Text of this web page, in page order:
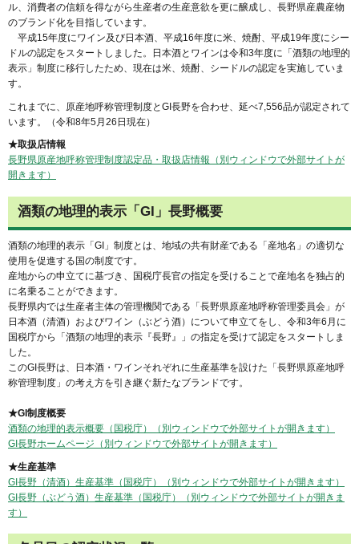
ル、消費者の信頼を得ながら生産者の生産意欲を更に醸成し、長野県産農産物
のブランド化を目指しています。
平成15年度にワイン及び日本酒、平成16年度に米、焼酎、平成19年度にシー
ドルの認定をスタートしました。日本酒とワインは令和3年度に「酒類の地理的
表示」制度に移行したため、現在は米、焼酎、シードルの認定を実施していま
す。
これまでに、原産地呼称管理制度とGI長野を合わせ、延べ7,556品が認定されて
います。（令和8年5月26日現在）
★取扱店情報
長野県原産地呼称管理制度認定品・取扱店情報（別ウィンドウで外部サイトが
開きます）
酒類の地理的表示「GI」長野概要
酒類の地理的表示「GI」制度とは、地域の共有財産である「産地名」の適切な
使用を促進する国の制度です。
産地からの申立てに基づき、国税庁長官の指定を受けることで産地名を独占的
に名乗ることができます。
長野県内では生産者主体の管理機関である「長野県原産地呼称管理委員会」が
日本酒（清酒）およびワイン（ぶどう酒）について申立てをし、令和3年6月に
国税庁から「酒類の地理的表示『長野』」の指定を受けて認定をスタートしま
した。
このGI長野は、日本酒・ワインそれぞれに生産基準を設けた「長野県原産地呼
称管理制度」の考え方を引き継ぐ新たなブランドです。
★GI制度概要
酒類の地理的表示概要（国税庁）（別ウィンドウで外部サイトが開きます）
GI長野ホームページ（別ウィンドウで外部サイトが開きます）
★生産基準
GI長野（清酒）生産基準（国税庁）（別ウィンドウで外部サイトが開きます）
GI長野（ぶどう酒）生産基準（国税庁）（別ウィンドウで外部サイトが開きま
す）